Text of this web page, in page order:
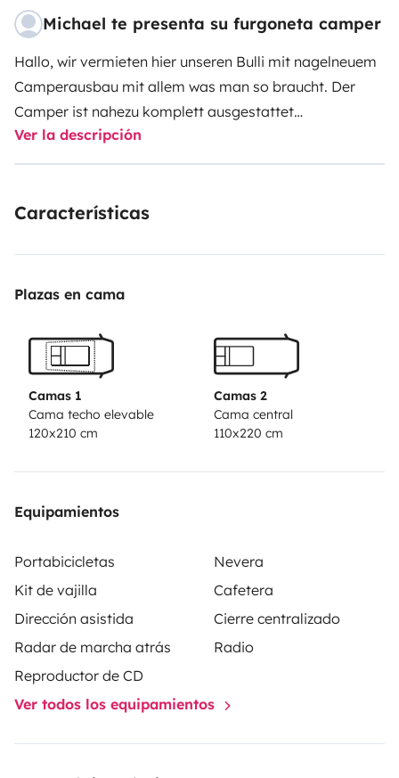
Michael te presenta su furgoneta camper
Hallo, wir vermieten hier unseren Bulli mit nagelneuem
Camperausbau mit allem was man so braucht. Der
Camper ist nahezu komplett ausgestattet
(Kochgeschirr, Stühle, Tisch, etc.) und somit das
perfekte Fahrzeug für kurze Trips aber auch längere
Ver la descripción
Características
Plazas en cama
Camas 1
Cama techo elevable
120x210 cm
Camas 2
Cama central
110x220 cm
Equipamientos
Portabicicletas
Nevera
Kit de vajilla
Cafetera
Dirección asistida
Cierre centralizado
Radar de marcha atrás
Radio
Reproductor de CD
Ver todos los equipamientos